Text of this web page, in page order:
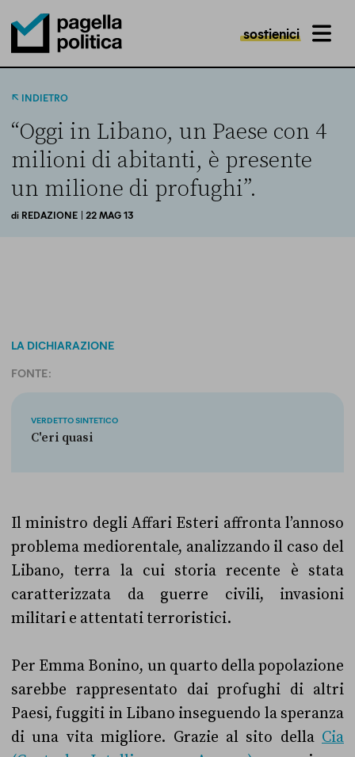
Pagella Politica Logo
sostienici MENU
INDIETRO
“Oggi in Libano, un Paese con 4
milioni di abitanti, è presente
un milione di profughi”.
di REDAZIONE | 22 MAG 13
LA DICHIARAZIONE
FONTE:
VERDETTO SINTETICO
C'eri quasi
Il ministro degli Affari Esteri affronta l’annoso
problema mediorentale, analizzando il caso del
Libano, terra la cui storia recente è stata
caratterizzata da guerre civili, invasioni
militari e attentati terroristici.
Per Emma Bonino, un quarto della popolazione
sarebbe rappresentato dai profughi di altri
Paesi, fuggiti in Libano inseguendo la speranza
di una vita migliore. Grazie al sito della Cia